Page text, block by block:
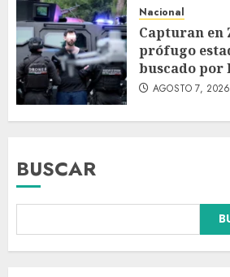
Nacional
Capturan en
prófugo
buscado
AGOSTO 7, 2026
BUSCAR
Christopher